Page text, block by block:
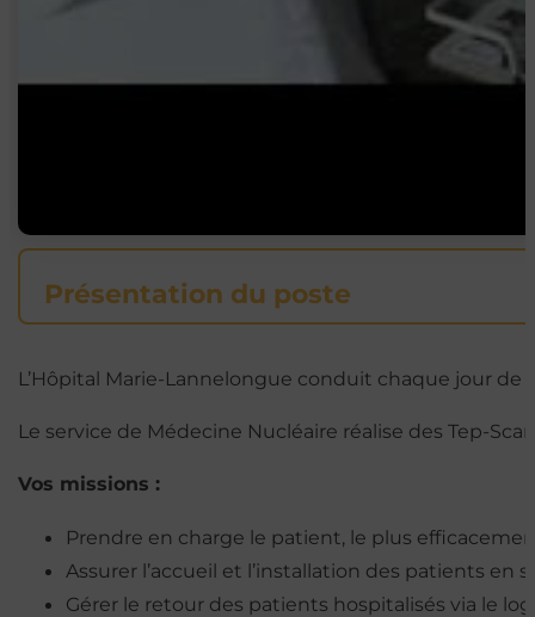
Présentation du poste
L’Hôpital Marie-Lannelongue conduit chaque jour
Le service de Médecine Nucléaire réalise des Tep-
Vos missions :
Prendre en charge le patient, le plus
Assurer l’accueil et l’installation des patients en
Gérer le retour des patients hospitalisés via le